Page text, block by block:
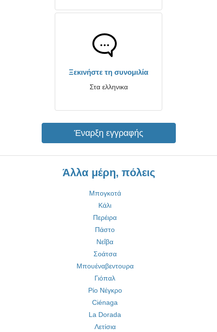
Ξεκινήστε τη συνομιλία
Στα ελληνικα
Έναρξη εγγραφής
Άλλα μέρη, πόλεις
Μπογκοτά
Κάλι
Περέιρα
Πάστο
Νεΐβα
Σοάτσα
Μπουέναβεντουρα
Γιόπαλ
Ρίο Νέγκρο
Ciénaga
La Dorada
Λετίσια